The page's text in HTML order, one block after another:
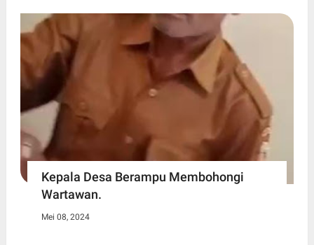
Kepala Desa Berampu Membohongi
Wartawan.
Mei 08, 2024